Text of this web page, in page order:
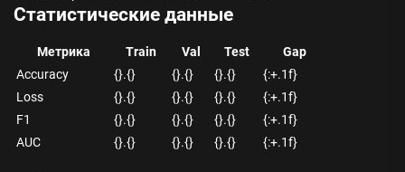
Статистические данные
Метрика Train Val Test
Gap
Accuracy
{}.{} {}.{} {}.{}
{:+.1f}
Loss
{}.{} {}.{} {}.{}
{:+.1f}
F1
{}.{} {}.{} {}.{}
{:+.1f}
AUC
{}.{} {}.{} {}.{} {:+.1f}